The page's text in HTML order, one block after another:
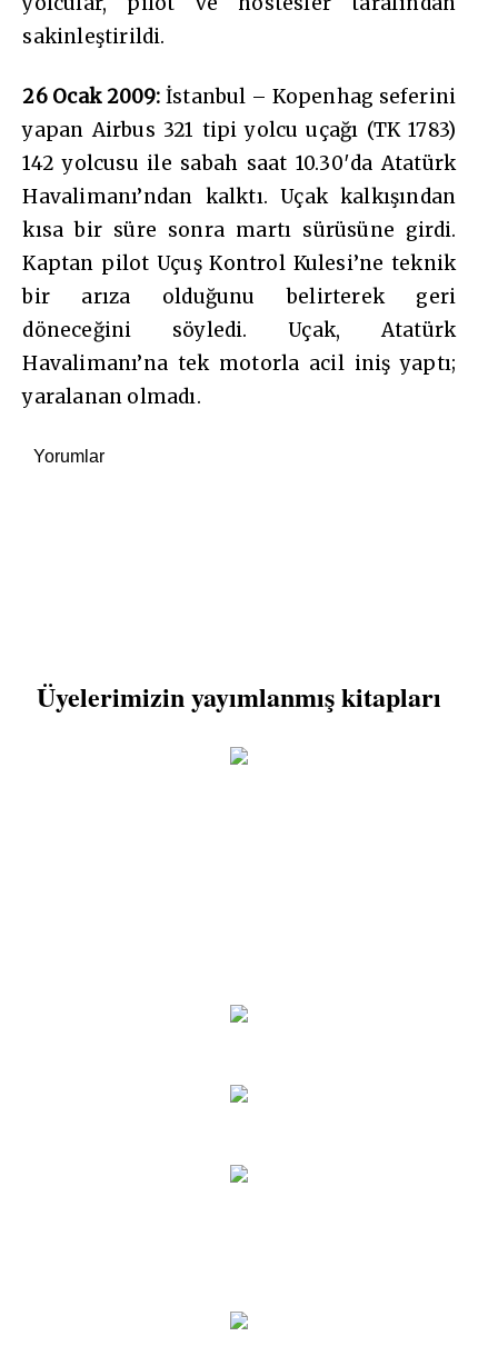
sakinleştirildi.
26 Ocak 2009: İstanbul – Kopenhag seferini
yapan Airbus 321 tipi yolcu uçağı (TK 1783)
142 yolcusu ile sabah saat 10.30′da Atatürk
Havalimanı’ndan kalktı. Uçak kalkışından
kısa bir süre sonra martı sürüsüne girdi.
Kaptan pilot Uçuş Kontrol Kulesi’ne teknik
bir arıza olduğunu belirterek geri
döneceğini söyledi. Uçak, Atatürk
Havalimanı’na tek motorla acil iniş yaptı;
yaralanan olmadı.
Yorumlar
Üyelerimizin yayımlanmış kitapları